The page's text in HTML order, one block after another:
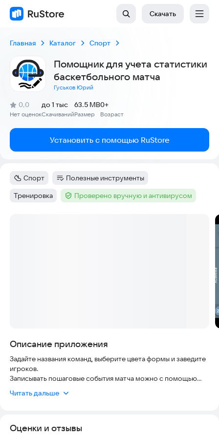
Скачать
Главная Каталог Спорт
Помощник для учета статистики
баскетбольного матча
Гуськов Юрий
Рейтинг:
0,0
(
Нет оценок
)
Скачиваний
до 1 тыс
Размер
63.5 MB
Возраст
0+
Установить с помощью RuStore
Категория
Спорт Категория:
Полезные инструменты
Тег:
Тренировка Тег :Проверено вручную и антивирусом
Описание приложения
Задайте названия команд, выберите цвета формы и заведите
игроков.
Записывать пошаговые события матча можно с помощью
Прочтите как это делать в разделе помощь или посмотрите
перехват, смена владения, замена.
Читать дальше
Оценки и отзывы